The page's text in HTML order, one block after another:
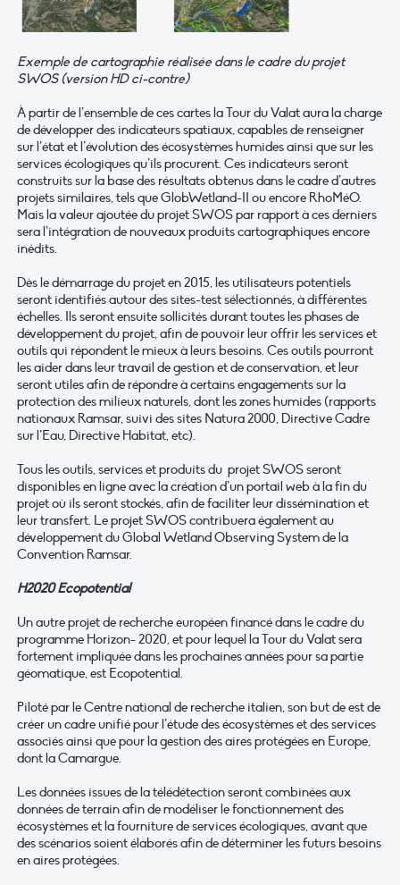
Exemple de cartographie réalisée dans le cadre du projet
SWOS (version HD ci-contre)
À partir de l’ensemble de ces cartes la Tour du Valat aura la charge
de développer des indicateurs spatiaux, capables de renseigner
sur l’état et l’évolution des écosystèmes humides ainsi que sur les
services écologiques qu’ils procurent. Ces indicateurs seront
construits sur la base des résultats obtenus dans le cadre d’autres
projets similaires, tels que GlobWetland-II ou encore RhoMéO.
Mais la valeur ajoutée du projet SWOS par rapport à ces derniers
sera l’intégration de nouveaux produits cartographiques encore
inédits.
Dès le démarrage du projet en 2015, les utilisateurs potentiels
seront identifiés autour des sites-test sélectionnés, à différentes
échelles. Ils seront ensuite sollicités durant toutes les phases de
développement du projet, afin de pouvoir leur offrir les services et
outils qui répondent le mieux à leurs besoins. Ces outils pourront
les aider dans leur travail de gestion et de conservation, et leur
seront utiles afin de répondre à certains engagements sur la
protection des milieux naturels, dont les zones humides (rapports
nationaux Ramsar, suivi des sites Natura 2000, Directive Cadre
sur l’Eau, Directive Habitat, etc).
Tous les outils, services et produits du projet SWOS seront
disponibles en ligne avec la création d’un portail web à la fin du
projet où ils seront stockés, afin de faciliter leur dissémination et
leur transfert. Le projet SWOS contribuera également au
développement du Global Wetland Observing System de la
Convention Ramsar.
H2020 Ecopotential
Un autre projet de recherche européen financé dans le cadre du
programme Horizon- 2020, et pour lequel la Tour du Valat sera
fortement impliquée dans les prochaines années pour sa partie
géomatique, est Ecopotential.
Piloté par le Centre national de recherche italien, son but de est de
créer un cadre unifié pour l’étude des écosystèmes et des services
associés ainsi que pour la gestion des aires protégées en Europe,
dont la Camargue.
Les données issues de la télédétection seront combinées aux
données de terrain afin de modéliser le fonctionnement des
écosystèmes et la fourniture de services écologiques, avant que
des scénarios soient élaborés afin de déterminer les futurs besoins
en aires protégées.